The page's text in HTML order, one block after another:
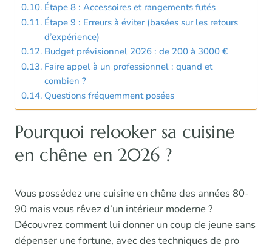
Étape 8 : Accessoires et rangements futés
Étape 9 : Erreurs à éviter (basées sur les retours
d’expérience)
Budget prévisionnel 2026 : de 200 à 3000 €
Faire appel à un professionnel : quand et
combien ?
Questions fréquemment posées
Pourquoi relooker sa cuisine
en chêne en 2026 ?
Vous possédez une cuisine en chêne des années 80-
90 mais vous rêvez d’un intérieur moderne ?
Découvrez comment lui donner un coup de jeune sans
dépenser une fortune, avec des techniques de pro